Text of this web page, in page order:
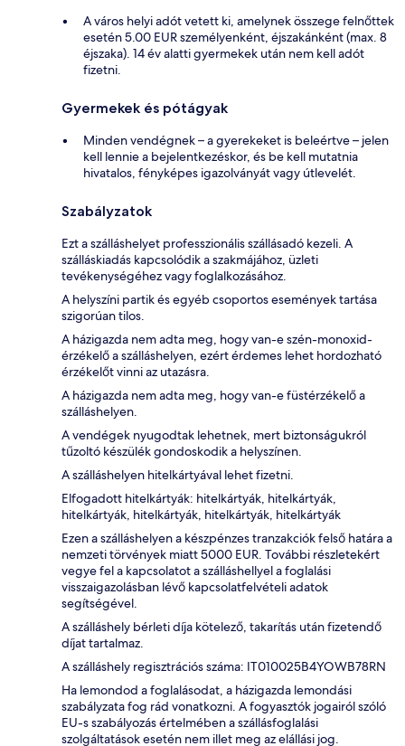
A város helyi adót vetett ki, amelynek összege felnőttek
esetén 5.00 EUR személyenként, éjszakánként (max. 8
éjszaka). 14 év alatti gyermekek után nem kell adót
fizetni.
Gyermekek és pótágyak
Minden vendégnek – a gyerekeket is beleértve – jelen
kell lennie a bejelentkezéskor, és be kell mutatnia
hivatalos, fényképes igazolványát vagy útlevelét.
Szabályzatok
Ezt a szálláshelyet professzionális szállásadó kezeli. A
szálláskiadás kapcsolódik a szakmájához, üzleti
tevékenységéhez vagy foglalkozásához.
A helyszíni partik és egyéb csoportos események tartása
szigorúan tilos.
A házigazda nem adta meg, hogy van-e szén-monoxid-
érzékelő a szálláshelyen, ezért érdemes lehet hordozható
érzékelőt vinni az utazásra.
A házigazda nem adta meg, hogy van-e füstérzékelő a
szálláshelyen.
A vendégek nyugodtak lehetnek, mert biztonságukról
tűzoltó készülék gondoskodik a helyszínen.
A szálláshelyen hitelkártyával lehet fizetni.
Elfogadott hitelkártyák: hitelkártyák, hitelkártyák,
hitelkártyák, hitelkártyák, hitelkártyák, hitelkártyák
Ezen a szálláshelyen a készpénzes tranzakciók felső határa a
nemzeti törvények miatt 5000 EUR. További részletekért
vegye fel a kapcsolatot a szálláshellyel a foglalási
visszaigazolásban lévő kapcsolatfelvételi adatok
segítségével.
A szálláshely bérleti díja kötelező, takarítás után fizetendő
díjat tartalmaz.
A szálláshely regisztrációs száma: IT010025B4YOWB78RN
Ha lemondod a foglalásodat, a házigazda lemondási
szabályzata fog rád vonatkozni. A fogyasztók jogairól szóló
EU-s szabályozás értelmében a szállásfoglalási
szolgáltatások esetén nem illet meg az elállási jog.